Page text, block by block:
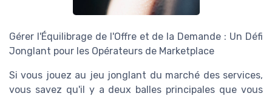
Gérer l'Équilibrage de l'Offre et de la Demande : Un Défi
Jonglant pour les Opérateurs de Marketplace
Si vous jouez au jeu jonglant du marché des services,
vous savez qu'il y a deux balles principales que vous